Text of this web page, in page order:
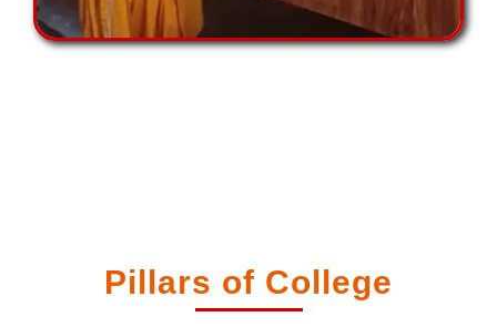
Pillars of College